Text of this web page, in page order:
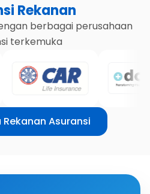
Rekanan
berbagai perusahaan
terkemuka
Rekanan Asuransi